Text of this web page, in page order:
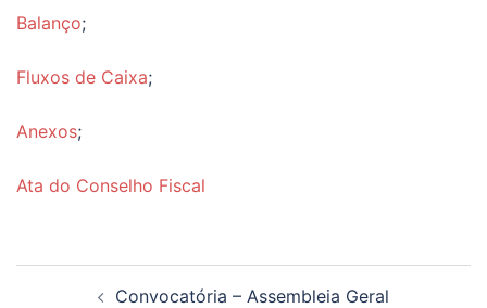
Balanço;
Fluxos de Caixa;
Anexos;
Ata do Conselho Fiscal
Convocatória – Assembleia Geral